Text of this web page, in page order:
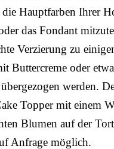
Hauptfarben Ihrer
das Fondant
Verzierung zu
Buttercreme oder
werden.
Topper mit einem
Blumen auf der
Anfrage möglich.